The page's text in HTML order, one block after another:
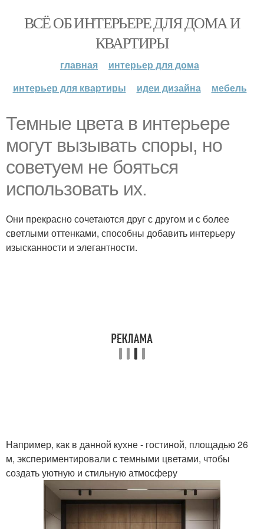
ВСЁ ОБ ИНТЕРЬЕРЕ ДЛЯ ДОМА И
КВАРТИРЫ
главная
интерьер для дома
интерьер для квартиры
идеи дизайна мебель
Темные цвета в интерьере
могут вызывать споры, но
советуем не бояться
использовать их.
Они прекрасно сочетаются друг с другом и с более
светлыми оттенками, способны добавить интерьеру
изысканности и элегантности.
Например, как в данной кухне - гостиной, площадью 26
м, экспериментировали с темными цветами, чтобы
создать уютную и стильную атмосферу